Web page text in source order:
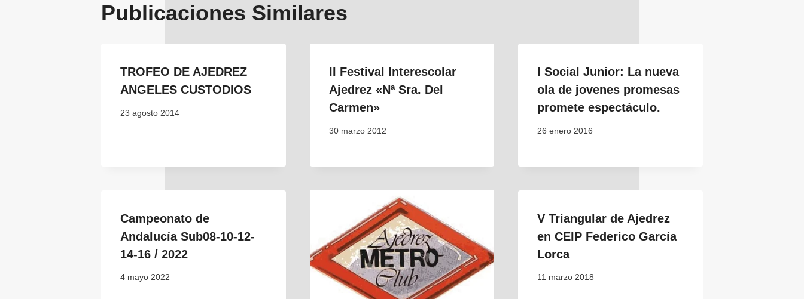
Publicaciones Similares
TROFEO DE AJEDREZ
ANGELES CUSTODIOS
23 agosto 2014
II Festival Interescolar
Ajedrez «Nª Sra. Del
Carmen»
30 marzo 2012
I Social Junior: La nueva
ola de jovenes promesas
promete espectáculo.
26 enero 2016
Campeonato de
Andalucía Sub08-10-12-
14-16 / 2022
4 mayo 2022
V Triangular de Ajedrez
en CEIP Federico García
Lorca
11 marzo 2018